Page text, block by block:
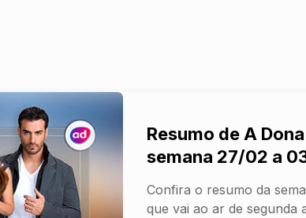
Resumo de A
semana 27/02 a
Confira o resumo da
que vai ao ar de segunda